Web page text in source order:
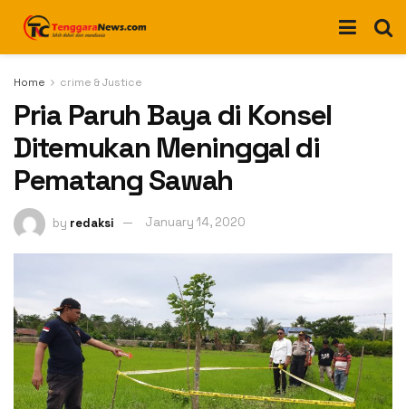
Home crime & Justice
Pria Paruh Baya di Konsel
Ditemukan Meninggal di
Pematang Sawah
by redaksi January 14, 2020